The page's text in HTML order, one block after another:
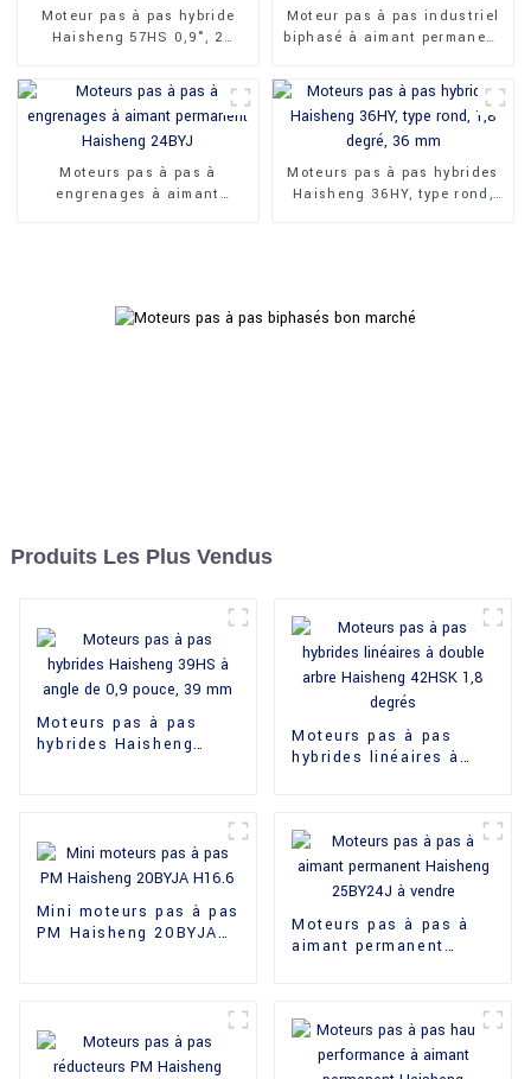
Moteur pas à pas hybride
Haisheng 57HS 0,9°, 2
Moteur pas à pas industriel
biphasé à aimant permanent
Moteurs pas à pas à
engrenages à aimant
Moteurs pas à pas hybrides
Haisheng 36HY, type rond,
Produits Les Plus Vendus
Moteurs pas à pas
hybrides Haisheng
Moteurs pas à pas
hybrides linéaires à
Mini moteurs pas à pas
PM Haisheng 20BYJA
Moteurs pas à pas à
aimant permanent